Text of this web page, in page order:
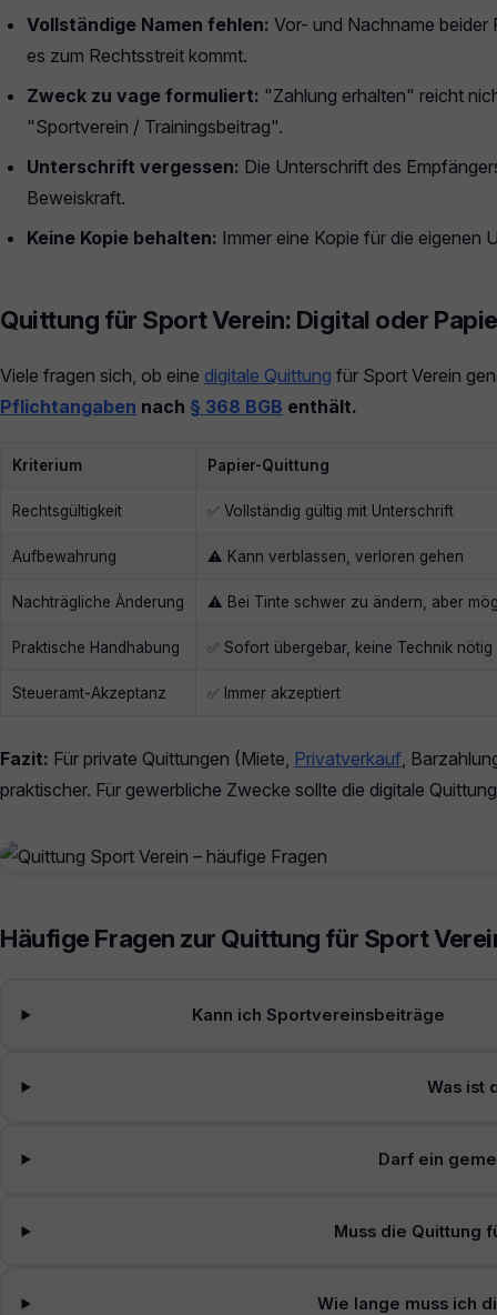
Vollständige Namen fehlen: Vor- und Nachname beider
es zum Rechtsstreit kommt.
Zweck zu vage formuliert: "Zahlung erhalten" reicht
"Sportverein / Trainingsbeitrag".
Unterschrift vergessen: Die Unterschrift des
Beweiskraft.
Keine Kopie behalten: Immer eine Kopie für die eigenen
Quittung für Sport Verein: Digital oder
Viele fragen sich, ob eine digitale Quittung für Sport Verein
Pflichtangaben nach § 368 BGB enthält.
Kriterium Papier-Quittung
Rechtsgültigkeit ✅ Vollständig gültig mit Unterschrift
Aufbewahrung ⚠️ Kann verblassen, verloren gehen
Nachträgliche Änderung ⚠️ Bei Tinte schwer zu ändern, aber
Praktische Handhabung ✅ Sofort übergebar, keine Technik nötig
Steueramt-Akzeptanz ✅ Immer akzeptiert
Fazit: Für private Quittungen (Miete, Privatverkauf,
praktischer. Für gewerbliche Zwecke sollte die digitale
Häufige Fragen zur Quittung für Sport
Kann ich Sportvereinsbeiträge
Was ist
Darf ein
Muss die Quittung
Wie lange muss ich